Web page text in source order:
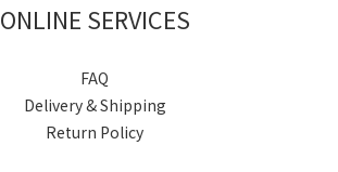
ONLINE SERVICES
FAQ
Delivery & Shipping
Return Policy